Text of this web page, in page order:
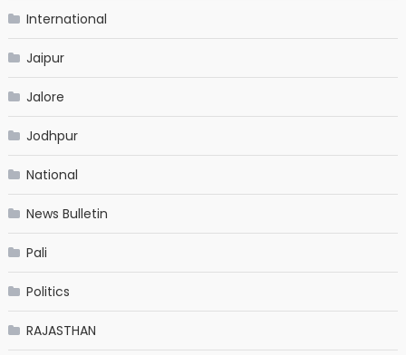
International
Jaipur
Jalore
Jodhpur
National
News Bulletin
Pali
Politics
RAJASTHAN